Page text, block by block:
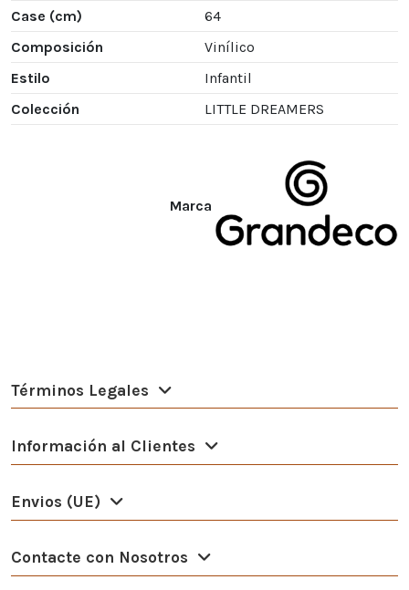
Case (cm)
64
Composición
Vinílico
Estilo
Infantil
Colección
LITTLE DREAMERS
Marca
Términos Legales
Información al Clientes
Envios (UE)
Contacte con Nosotros